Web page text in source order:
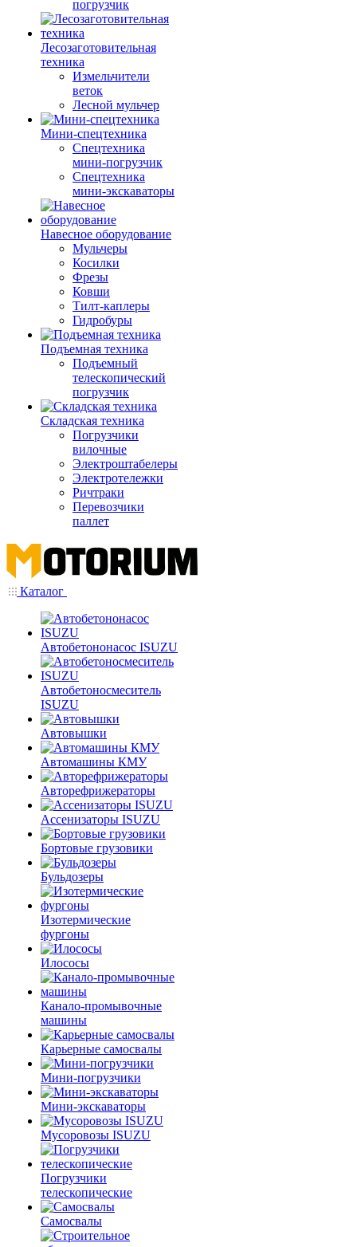
погрузчик
Лесозаготовительная
техника
Измельчители
веток
Лесной мульчер
Мини-спецтехника
Спецтехника
мини-погрузчик
Спецтехника
мини-экскаваторы
Навесное оборудование
Мульчеры
Косилки
Фрезы
Ковши
Тилт-каплеры
Гидробуры
Подъемная техника
Подъемный
телескопический
погрузчик
Складская техника
Погрузчики
вилочные
Электроштабелеры
Электротележки
Ричтраки
Перевозчики
паллет
Каталог
Автобетононасос ISUZU
Автобетоносмеситель
ISUZU
Автовышки
Автомашины КМУ
Авторефрижераторы
Ассенизаторы ISUZU
Бортовые грузовики
Бульдозеры
Изотермические
фургоны
Илососы
Канало-промывочные
машины
Карьерные самосвалы
Мини-погрузчики
Мини-экскаваторы
Мусоровозы ISUZU
Погрузчики
телескопические
Самосвалы